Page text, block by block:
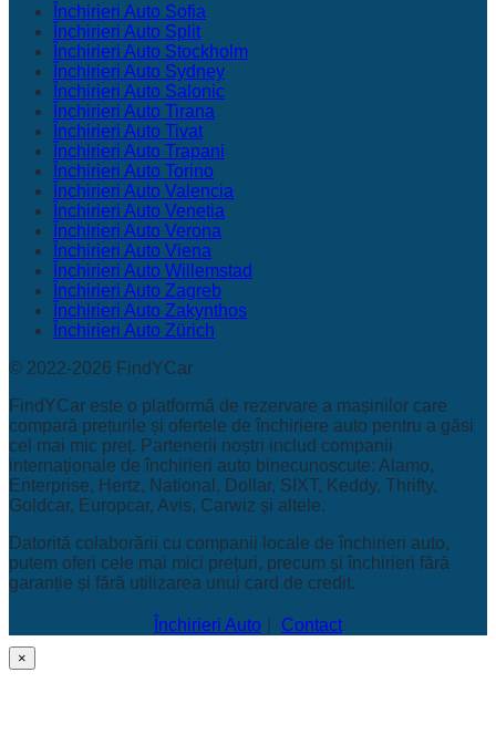
Închirieri Auto Sofia
Închirieri Auto Split
Închirieri Auto Stockholm
Închirieri Auto Sydney
Închirieri Auto Salonic
Închirieri Auto Tirana
Închirieri Auto Tivat
Închirieri Auto Trapani
Închirieri Auto Torino
Închirieri Auto Valencia
Închirieri Auto Veneția
Închirieri Auto Verona
Închirieri Auto Viena
Închirieri Auto Willemstad
Închirieri Auto Zagreb
Închirieri Auto Zakynthos
Închirieri Auto Zürich
© 2022-2026 FindYCar
FindYCar este o platformă de rezervare a mașinilor care
compară prețurile și ofertele de închiriere auto pentru a găsi
cel mai mic preț. Partenerii noștri includ companii
internaționale de închirieri auto binecunoscute: Alamo,
Enterprise, Hertz, National, Dollar, SIXT, Keddy, Thrifty,
Goldcar, Europcar, Avis, Carwiz și altele.
Datorită colaborării cu companii locale de închirieri auto,
putem oferi cele mai mici prețuri, precum și închirieri fără
garanție și fără utilizarea unui card de credit.
Închirieri Auto Contact
×